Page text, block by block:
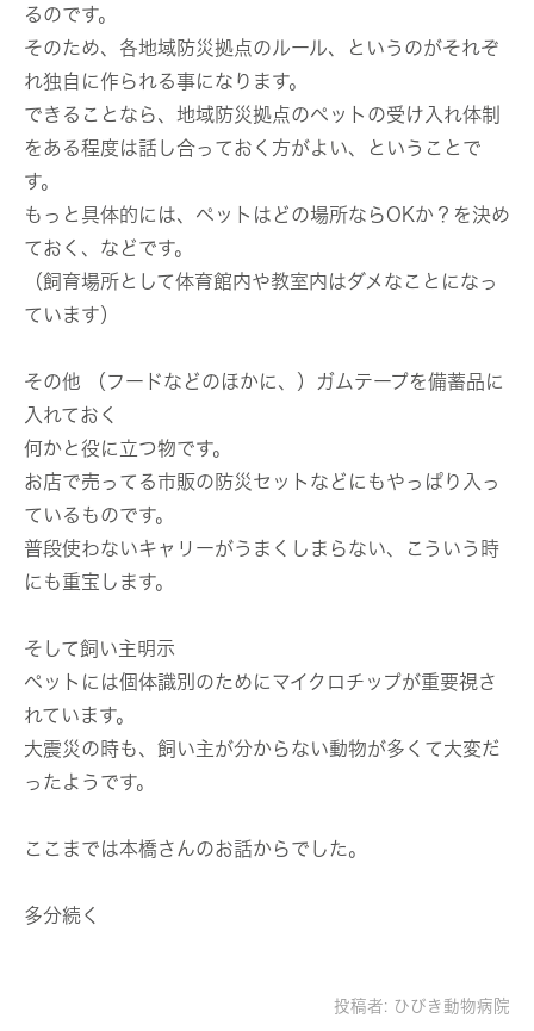
るのです。
そのため、各地域防災拠点のルール、というのがそれぞ
れ独自に作られる事になります。
できることなら、地域防災拠点のペットの受け入れ体制
をある程度は話し合っておく方がよい、ということで
す。
もっと具体的には、 ペットはどの場所ならOKか？ を決め
ておく、などです。
（飼育場所として体育館内や教室内はダメなことになっ
ています）
その他 （フードなどのほかに、）
ガムテープを備蓄品に
入れておく
何かと役に立つ物です。
お店で売ってる市販の防災セットなどにもやっぱり入っ
ているものです。
普段使わないキャリーがうまくしまらない、こういう時
にも重宝します。
そして飼い主明示
ペットには個体識別のためにマイクロチップが重要視さ
れています。
大震災の時も、飼い主が分からない動物が多くて大変だ
ったようです。
ここまでは本橋さんのお話からでした。
多分続く
投稿者: ひびき動物病院